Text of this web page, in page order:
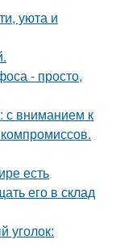
уюта и
- просто,
с вниманием к
есть
его в склад
уголок: